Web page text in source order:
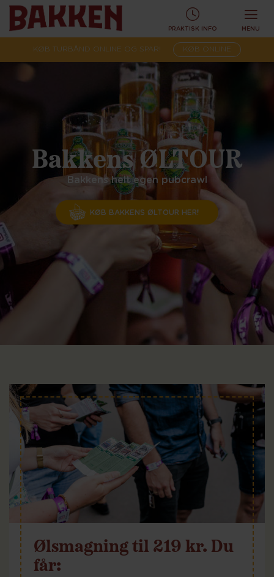
Bakkens ØLTOUR
Bakkens helt egen pubcrawl
KØB BAKKENS ØLTOUR HER!
Ølsmagning til 219 kr. Du
får:
PRAKTISK INFO MENU
KØB TURBÅND ONLINE OG SPAR! KØB ONLINE